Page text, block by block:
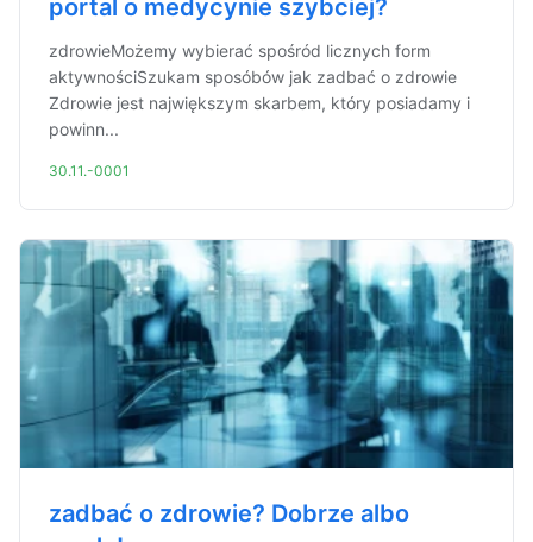
portal o medycynie szybciej?
zdrowieMożemy wybierać spośród licznych form
aktywnościSzukam sposóbów jak zadbać o zdrowie
Zdrowie jest największym skarbem, który posiadamy i
powinn...
30.11.-0001
zadbać o zdrowie? Dobrze albo